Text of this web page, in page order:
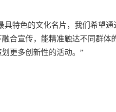
具特色的文化名片，我们希望通
合宣传，能精准触达不同群体
更多创新性的活动。”